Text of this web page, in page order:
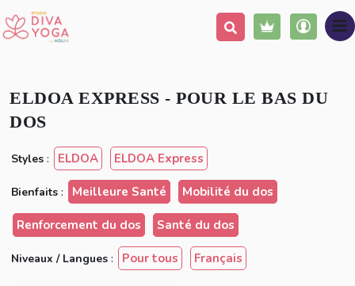
Ajouter à ma liste Partager
ELDOA EXPRESS - POUR LE BAS DU
DOS
Styles : ELDOA ELDOA Express
Bienfaits : Meilleure Santé Mobilité du dos
Renforcement du dos Santé du dos
Niveaux / Langues : Pour tous Français